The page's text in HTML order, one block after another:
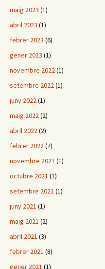
maig 2023 (1)
abril 2023 (1)
febrer 2023 (6)
gener 2023 (1)
novembre 2022(1)
setembre 2022(1)
juny 2022(1)
maig 2022(2)
abril 2022(2)
febrer 2022(7)
novembre 2021 (1)
octubre 2021 (1)
setembre 2021 (1)
juny 2021 (1)
maig 2021 (2)
abril 2021 (3)
febrer 2021 (8)
gener 2021 (1)